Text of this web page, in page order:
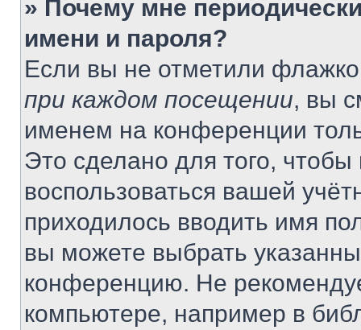
» Почему мне
имени и пароля?
Если вы не отметили
при каждом посещении, вы
именем на конференции
Это сделано для того, чтобы
воспользоваться вашей
приходилось вводить имя
вы можете выбрать
конференцию. Не
компьютере, например в